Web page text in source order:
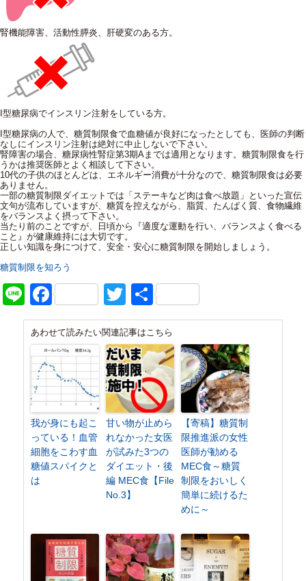
腎機能障害、活動性膵炎、肝硬変のある方。
I型糖尿病でインスリン注射をしている方。
I型糖尿病の人で、糖質制限食で血糖値が良好になったとしても、医師の判断
なしにインスリン注射は絶対に中止しないで下さい。
腎障害の場合、糖尿病性腎症第3期Aまでは適用となります。糖質制限食を行
うかは推奨医師とよく相談して下さい。
10代の子供のほとんどは、エネルギー消費が十分なので、糖質制限食は必要
ありません。
一部の糖質制限ダイエットでは「ステーキなど肉は食べ放題」といった宣伝
文句が流布していますが、糖質を控えながら、脂質、たんぱく質、食物繊維
をバランスよく摂って下さい。
当たり前のことですが、日頃から『適度な運動を行い、バランスよく食べる
こと』が健康維持には大切です。
正しい知識を身につけて、安全・安心に糖質制限を開始しましょう。
糖質制限を知ろう
LineFacebookTwitter
共
有
あわせて読みたい関連記事はこちら
我が身にも起こ
っている！血管
細胞をこわす血
糖値スパイクと
は
甘い物が止めら
れなかった女医
が試みた3つの
ダイエット・後
編 MEC食【File
No.3】
【寄稿】糖質制
限推進派の女性
医師が勧める
MEC食～糖質
制限をおいしく
簡単に続けるた
めに～